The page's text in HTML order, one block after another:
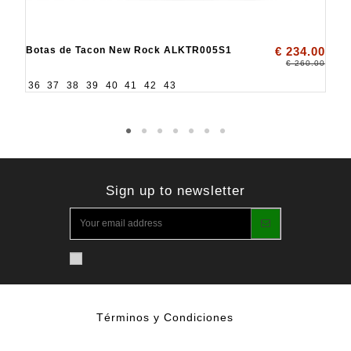
Botas de Tacon New Rock ALKTR005S1 € 234.00
€ 260.00
36 37 38 39 40 41 42 43
Sign up to newsletter
Términos y Condiciones